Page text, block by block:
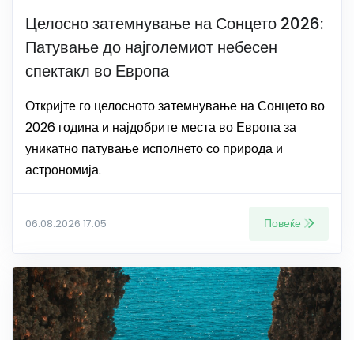
Целосно затемнување на Сонцето 2026:
Патување до најголемиот небесен
спектакл во Европа
Откријте го целосното затемнување на Сонцето во
2026 година и најдобрите места во Европа за
уникатно патување исполнето со природа и
астрономија.
06.08.2026 17:05 Повеќе